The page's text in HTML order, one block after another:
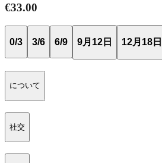
€33.00
0/3 3/6 6/9 9月12日 12月18日
について
社交